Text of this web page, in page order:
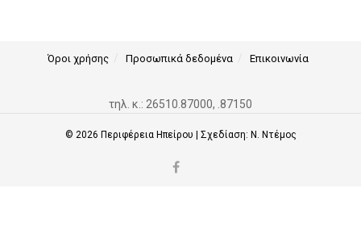
Όροι χρήσης Προσωπικά δεδομένα Επικοινωνία
τηλ. κ.: 26510.87000, .87150
© 2026 Περιφέρεια Ηπείρου | Σχεδίαση: Ν. Ντέμος